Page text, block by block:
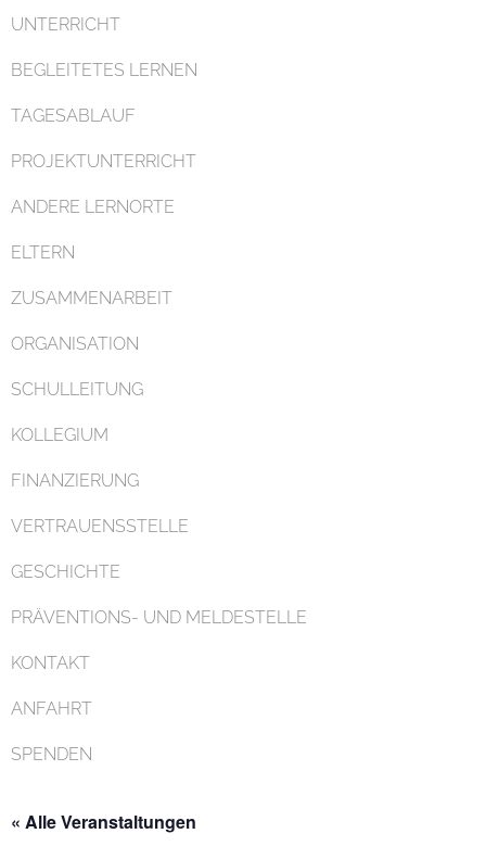
UNTERRICHT
BEGLEITETES LERNEN
TAGESABLAUF
PROJEKTUNTERRICHT
ANDERE LERNORTE
ELTERN
ZUSAMMENARBEIT
ORGANISATION
SCHULLEITUNG
KOLLEGIUM
FINANZIERUNG
VERTRAUENSSTELLE
GESCHICHTE
PRÄVENTIONS- UND MELDESTELLE
KONTAKT
ANFAHRT
SPENDEN
« Alle Veranstaltungen